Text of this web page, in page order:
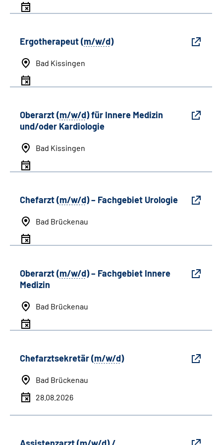
Ergotherapeut (m/w/d)
Bad Kissingen
Oberarzt (m/w/d) für Innere Medizin
und/oder Kardiologie
Bad Kissingen
Chefarzt (m/w/d) – Fachgebiet Urologie
Bad Brückenau
Oberarzt (m/w/d) – Fachgebiet Innere
Medizin
Bad Brückenau
Chefarztsekretär (m/w/d)
Bad Brückenau
28.08.2026